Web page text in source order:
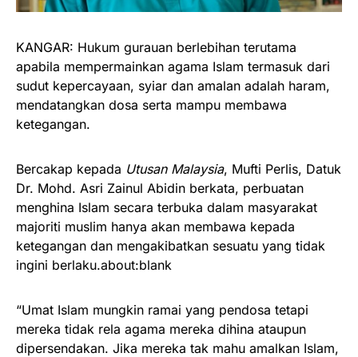
KANGAR: Hukum gurauan berlebihan terutama
apabila mempermainkan agama Islam termasuk dari
sudut kepercayaan, syiar dan amalan adalah haram,
mendatangkan dosa serta mampu membawa
ketegangan.
Bercakap kepada Utusan Malaysia, Mufti Perlis, Datuk
Dr. Mohd. Asri Zainul Abidin berkata, perbuatan
menghina Islam secara terbuka dalam masyarakat
majoriti muslim hanya akan membawa kepada
ketegangan dan mengakibatkan sesuatu yang tidak
ingini berlaku.about:blank
“Umat Islam mungkin ramai yang pendosa tetapi
mereka tidak rela agama mereka dihina ataupun
dipersendakan. Jika mereka tak mahu amalkan Islam,